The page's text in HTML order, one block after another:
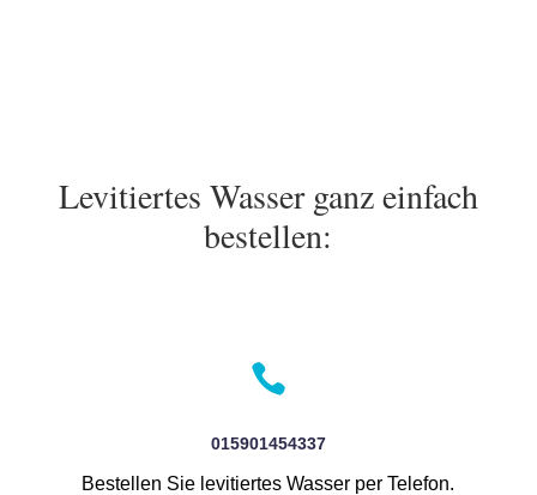
Levitiertes Wasser ganz einfach
bestellen:

015901454337
Bestellen Sie levitiertes Wasser per Telefon.